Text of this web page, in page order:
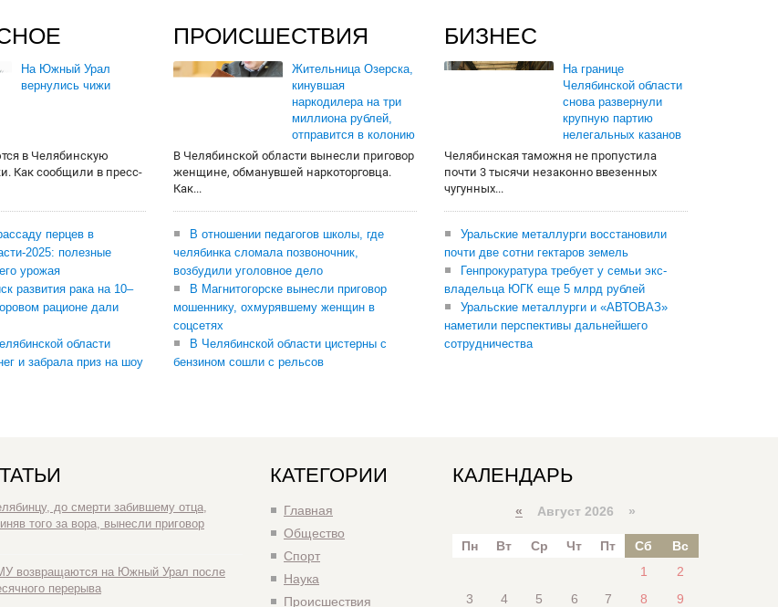
На Южный Урал
вернулись чижи
в Челябинскую
Как сообщили в пресс-
перцев в
2025: полезные
урожая
развития рака на 10–
рационе дали
области
и забрала приз на шоу
ПРОИСШЕСТВИЯ
Жительница Озерска,
кинувшая
наркодилера на три
миллиона рублей,
отправится в колонию
В Челябинской области вынесли приговор
женщине, обманувшей наркоторговца.
Как...
В отношении педагогов школы, где
челябинка сломала позвоночник,
возбудили уголовное дело
В Магнитогорске вынесли приговор
мошеннику, охмурявшему женщин в
соцсетях
В Челябинской области цистерны с
бензином сошли с рельсов
БИЗНЕС
На границе
Челябинской области
снова развернули
крупную партию
нелегальных казанов
Челябинская таможня не пропустила
почти 3 тысячи незаконно ввезенных
чугунных...
Уральские металлурги восстановили
почти две сотни гектаров земель
Генпрокуратура требует у семьи экс-
владельца ЮГК еще 5 млрд рублей
Уральские металлурги и «АВТОВАЗ»
наметили перспективы дальнейшего
сотрудничества
до смерти забившему отца,
того за вора, вынесли приговор
возвращаются на Южный Урал после
перерыва
КАТЕГОРИИ
Главная
Общество
Спорт
Наука
Происшествия
КАЛЕНДАРЬ
« Август 2026 »
Пн Вт Ср Чт Пт Сб
Вс
1
2
3
4 5 6 7 8 9